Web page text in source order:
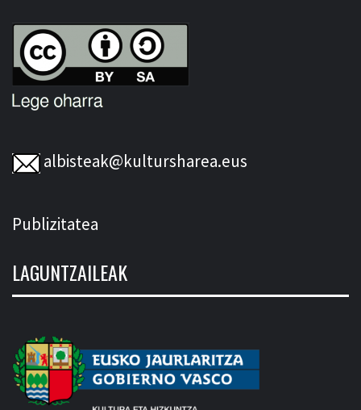
albisteak@kultursharea.eus
Publizitatea
LAGUNTZAILEAK